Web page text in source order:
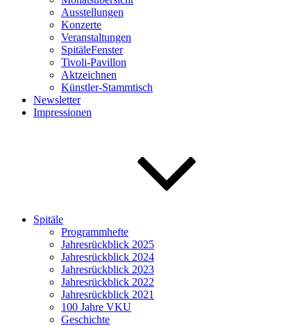
Ausstellungen
Konzerte
Veranstaltungen
SpitäleFenster
Tivoli-Pavillon
Aktzeichnen
Künstler-Stammtisch
Newsletter
Impressionen
Spitäle
Programmhefte
Jahresrückblick 2025
Jahresrückblick 2024
Jahresrückblick 2023
Jahresrückblick 2022
Jahresrückblick 2021
100 Jahre VKU
Geschichte